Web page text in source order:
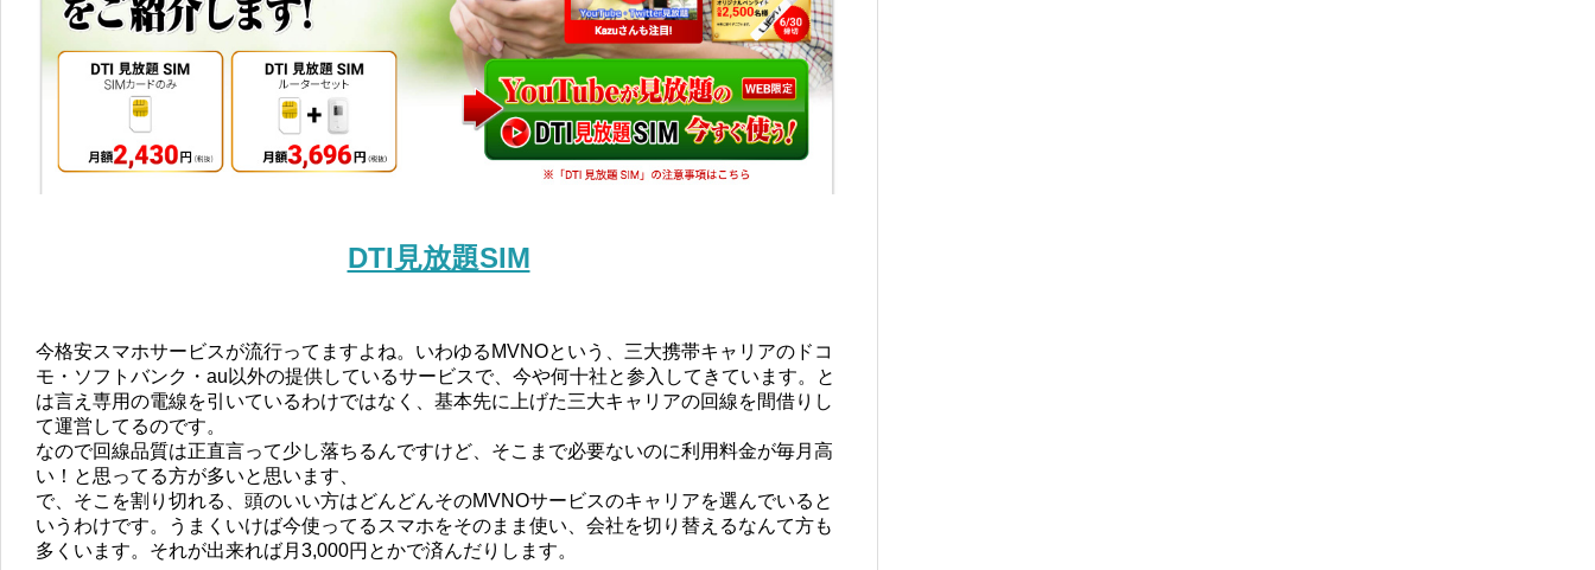
DTI見放題SIM
今格安スマホサービスが流行ってますよね。いわゆるMVNOという、三大携帯キャリアのドコ
モ・ソフトバンク・au以外の提供しているサービスで、今や何十社と参入してきています。と
は言え専用の電線を引いているわけではなく、基本先に上げた三大キャリアの回線を間借りし
て運営してるのです。
なので回線品質は正直言って少し落ちるんですけど、そこまで必要ないのに利用料金が毎月高
い！と思ってる方が多いと思います、
で、そこを割り切れる、頭のいい方はどんどんそのMVNOサービスのキャリアを選んでいると
いうわけです。うまくいけば今使ってるスマホをそのまま使い、会社を切り替えるなんて方も
多くいます。それが出来れば月3,000円とかで済んだりします。